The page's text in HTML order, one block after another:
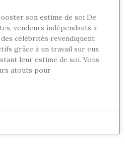
son estime de soi De
vendeurs indépendants à
célébrités revendiquent
grâce à un travail sur eux
leur estime de soi. Vous
atouts pour